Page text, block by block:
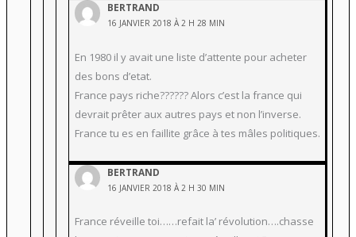
BERTRAND
16 JANVIER 2018 À 2 H 28 MIN
En 1980 il y avait une liste d’attente pour acheter
des bons d’etat.
France pays riche?????? Alors c’est la france qui
devrait prêter aux autres pays et non l’inverse.
France tu es en faillite grâce à tes mâles politiques.
BERTRAND
16 JANVIER 2018 À 2 H 30 MIN
France réveille toi……refait la’ révolution….chasse